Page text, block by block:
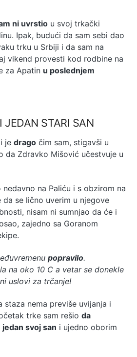
ni uvrstio u svoj trkački
Ipak, budući da sam sebi dao
trku u Srbiji i da sam na
vikend provesti kod rodbine na
za Apatin u poslednjem
JEDAN STARI SAN
je drago čim sam, stigavši u
da Zdravko Mišović učestvuje u
na Paliću i s obzirom na
se lično uverim u njegove
nisam ni sumnjao da će i
zajedno sa Goranom
popravilo.
na oko 10 C a vetar se donekle
uslovi za trčanje!
staza nema previše uvijanja i
trke sam rešio da
svoj san i ujedno oborim